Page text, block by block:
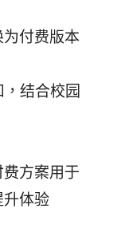
付费版本
结合校园
方案用于
升体验